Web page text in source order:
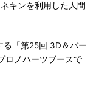
キンを利用した人間
「第25回 3D＆バー
ロノハーツブースで